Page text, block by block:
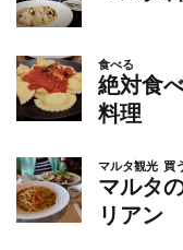
食べる
絶対食
料理
マルタ観光 買
マルタ
リアン